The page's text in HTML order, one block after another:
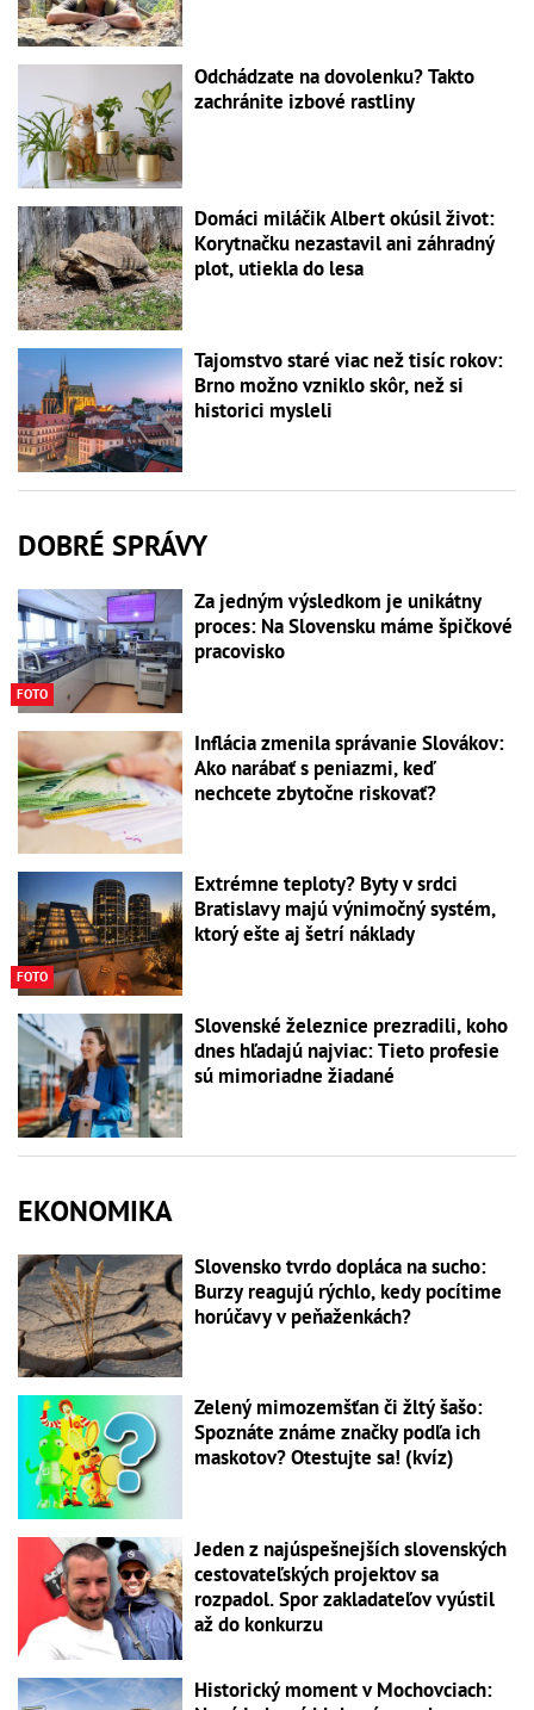
Odchádzate na dovolenku? Takto
zachránite izbové rastliny
Domáci miláčik Albert okúsil život:
Korytnačku nezastavil ani záhradný
plot, utiekla do lesa
Tajomstvo staré viac než tisíc rokov:
Brno možno vzniklo skôr, než si
historici mysleli
DOBRÉ SPRÁVY
FOTO
Za jedným výsledkom je unikátny
proces: Na Slovensku máme špičkové
pracovisko
Inflácia zmenila správanie Slovákov:
Ako narábať s peniazmi, keď
nechcete zbytočne riskovať?
FOTO
Extrémne teploty? Byty v srdci
Bratislavy majú výnimočný systém,
ktorý ešte aj šetrí náklady
Slovenské železnice prezradili, koho
dnes hľadajú najviac: Tieto profesie
sú mimoriadne žiadané
EKONOMIKA
Slovensko tvrdo dopláca na sucho:
Burzy reagujú rýchlo, kedy pocítime
horúčavy v peňaženkách?
Zelený mimozemšťan či žltý šašo:
Spoznáte známe značky podľa ich
maskotov? Otestujte sa! (kvíz)
Jeden z najúspešnejších slovenských
cestovateľských projektov sa
rozpadol. Spor zakladateľov vyústil
až do konkurzu
Historický moment v Mochovciach: